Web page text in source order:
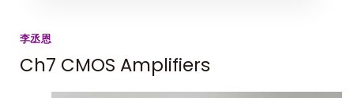
李丞恩
Ch7 CMOS Amplifiers